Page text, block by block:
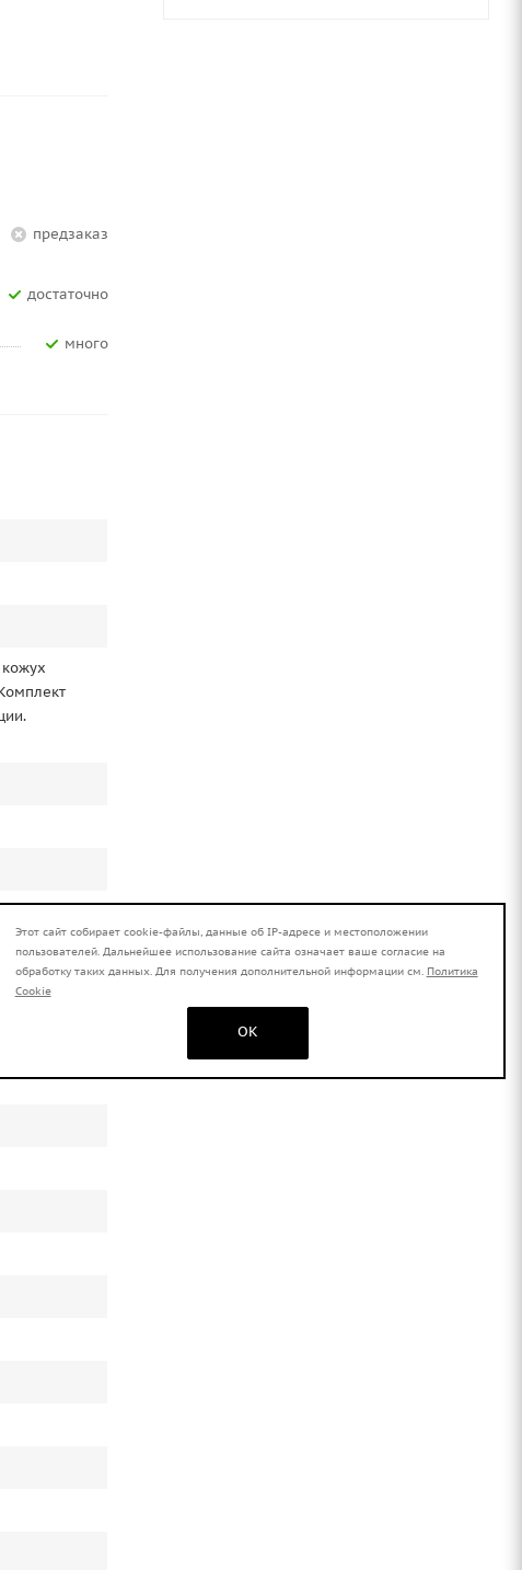
Предзаказ
Достаточно
Много
Этот сайт собирает cookie-файлы, данные об IP-адресе и местоположении
пользователей. Дальнейшее использование сайта означает ваше согласие на
обработку таких данных. Для получения дополнительной информации см. Политика
Cookie
OK